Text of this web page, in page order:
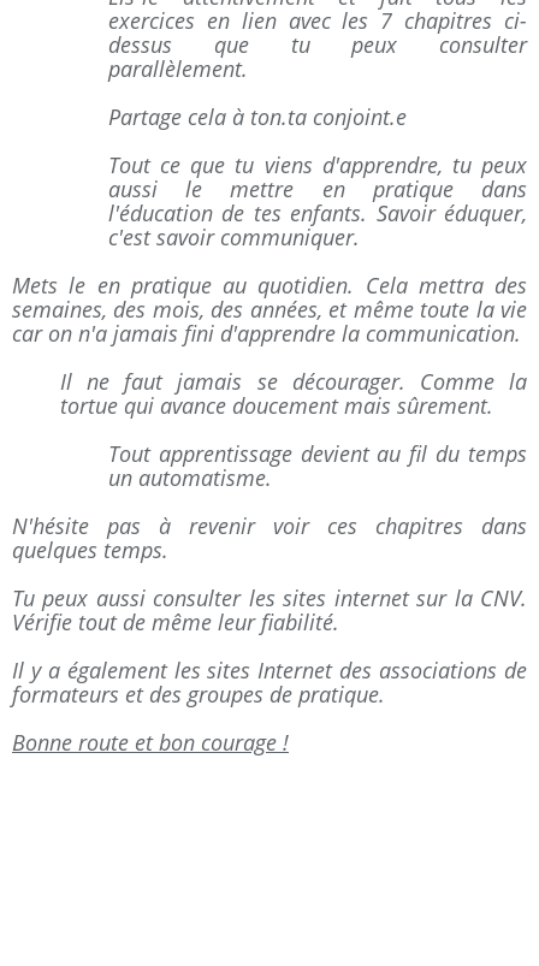
exercices en lien avec les 7 chapitres ci-
dessus que tu peux consulter
parallèlement.
Partage cela à ton.ta conjoint.e
Tout ce que tu viens d'apprendre, tu peux
aussi le mettre en pratique dans
l'éducation de tes enfants. Savoir éduquer,
c'est savoir communiquer.
Mets le en pratique au quotidien. Cela mettra des
semaines, des mois, des années, et même toute la vie
car on n'a jamais fini d'apprendre la communication.
Il ne faut jamais se décourager. Comme la
tortue qui avance doucement mais sûrement.
Tout apprentissage devient au fil du temps
un automatisme.
N'hésite pas à revenir voir ces chapitres dans
quelques temps.
Tu peux aussi consulter les sites internet sur la CNV.
Vérifie tout de même leur fiabilité.
Il y a également les sites Internet des associations de
formateurs et des groupes de pratique.
Bonne route et bon courage !